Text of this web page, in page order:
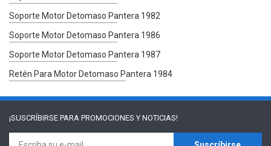
Soporte Motor Detomaso Pantera 1982
Soporte Motor Detomaso Pantera 1986
Soporte Motor Detomaso Pantera 1987
Retén Para Motor Detomaso Pantera 1984
¡SUSCRÍBIRSE PARA PROMOCIONES Y NOTICIAS!